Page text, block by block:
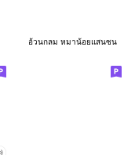
อ้วนกลม หมาน้อยแสนซน